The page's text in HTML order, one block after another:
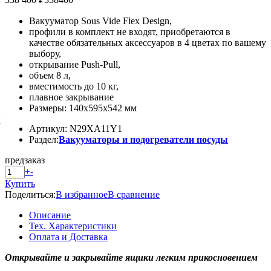
Вакууматор Sous Vide Flex Design,
профили в комплект не входят, приобретаются в
качестве обязательных аксессуаров в 4 цветах по вашему
выбору,
открывание Push-Pull,
объем 8 л,
вместимость до 10 кг,
плавное закрывание
Размеры: 140x595x542 мм
Артикул: N29XA11Y1
Раздел:Вакууматоры и подогреватели посуды
предзаказ
+-
Купить
Поделиться:В избранноеВ сравнение
Описание
Тех. Характеристики
Оплата и Доставка
Открывайте и закрывайте ящики легким прикосновением